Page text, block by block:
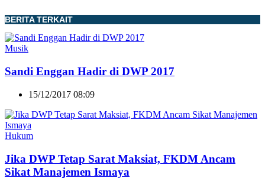
BERITA TERKAIT
Musik
Sandi Enggan Hadir di DWP 2017
15/12/2017 08:09
Hukum
Jika DWP Tetap Sarat Maksiat, FKDM Ancam
Sikat Manajemen Ismaya